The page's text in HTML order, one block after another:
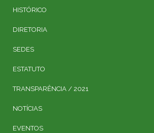
HISTÓRICO
DIRETORIA
SEDES
ESTATUTO
TRANSPARÊNCIA / 2021
NOTÍCIAS
EVENTOS